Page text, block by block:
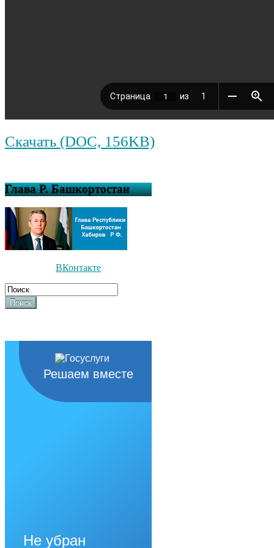
Скачать (DOC, 156KB)
Глава Р. Башкортостан
ВКонтакте
Поиск
Решаем вместе
Не убран